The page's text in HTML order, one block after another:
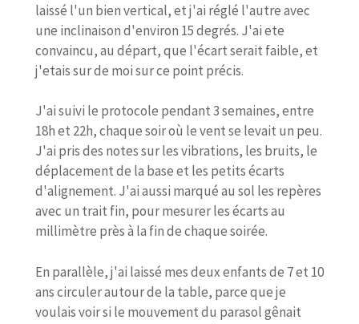
laissé l'un bien vertical, et j'ai réglé l'autre avec
une inclinaison d'environ 15 degrés. J'ai ete
convaincu, au départ, que l'écart serait faible, et
j'etais sur de moi sur ce point précis.
J'ai suivi le protocole pendant 3 semaines, entre
18h et 22h, chaque soir où le vent se levait un peu.
J'ai pris des notes sur les vibrations, les bruits, le
déplacement de la base et les petits écarts
d'alignement. J'ai aussi marqué au sol les repères
avec un trait fin, pour mesurer les écarts au
millimètre près à la fin de chaque soirée.
En parallèle, j'ai laissé mes deux enfants de 7 et 10
ans circuler autour de la table, parce que je
voulais voir si le mouvement du parasol gênait